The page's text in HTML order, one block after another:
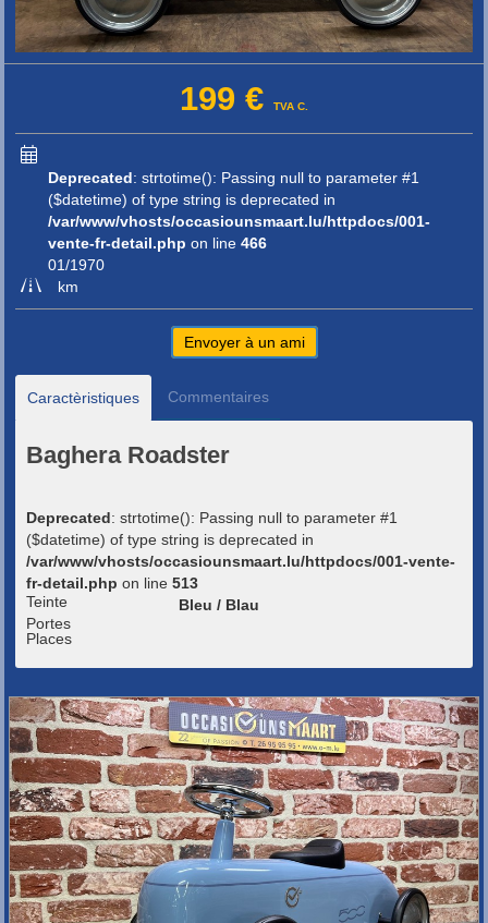
199 € TVA C.
Deprecated: strtotime(): Passing null to parameter #1
($datetime) of type string is deprecated in
/var/www/vhosts/occasiounsmaart.lu/httpdocs/001-
vente-fr-detail.php on line 466
01/1970
km
Envoyer à un ami
Caractèristiques Commentaires
Baghera Roadster
Deprecated: strtotime(): Passing null to parameter #1
($datetime) of type string is deprecated in
/var/www/vhosts/occasiounsmaart.lu/httpdocs/001-vente-
fr-detail.php on line 513
Teinte
Bleu / Blau
Portes
Places